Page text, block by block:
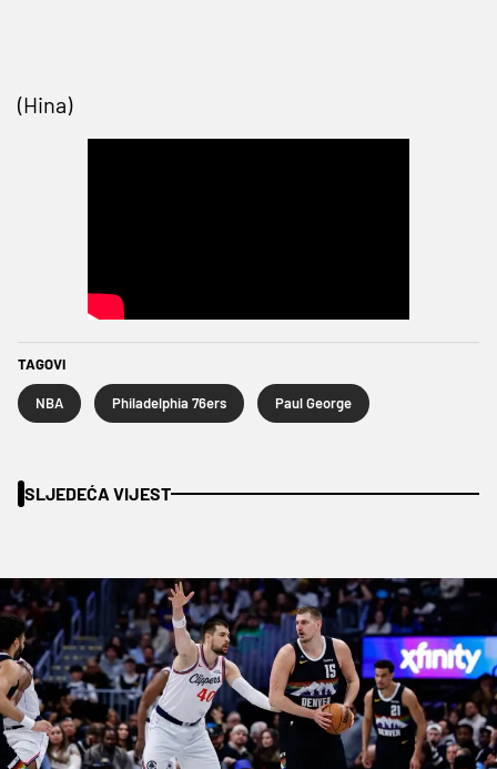
(Hina)
TAGOVI
NBA Philadelphia 76ers Paul George
SLJEDEĆA VIJEST